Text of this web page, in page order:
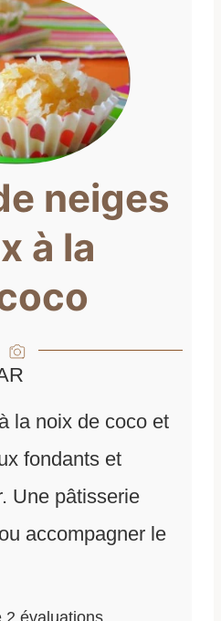
neiges
à la
la noix de coco et
fondants et
Une pâtisserie
accompagner le